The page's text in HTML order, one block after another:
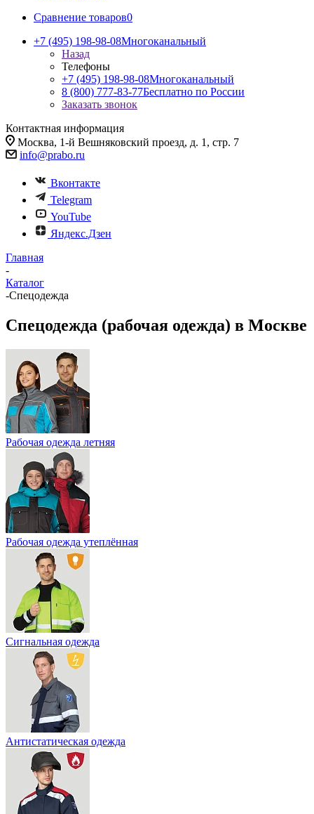
Сравнение товаров0
+7 (495) 198-98-08Многоканальный
Назад
Телефоны
+7 (495) 198-98-08Многоканальный
8 (800) 777-83-77Бесплатно по России
Заказать звонок
Контактная информация
Москва, 1-й Вешняковский проезд, д. 1, стр. 7
info@prabo.ru
Вконтакте
Telegram
YouTube
Яндекс.Дзен
Главная
-
Каталог
-Спецодежда
Спецодежда (рабочая одежда) в Москве
Рабочая одежда летняя
Рабочая одежда утеплённая
Сигнальная одежда
Антистатическая одежда